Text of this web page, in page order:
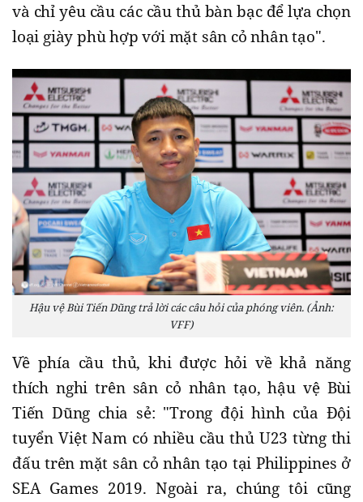
và chỉ yêu cầu các cầu thủ bàn bạc để lựa chọn
loại giày phù hợp với mặt sân cỏ nhân tạo".
Hậu vệ Bùi Tiến Dũng trả lời các câu hỏi của phóng viên. (Ảnh:
VFF)
Về phía cầu thủ, khi được hỏi về khả năng
thích nghi trên sân cỏ nhân tạo, hậu vệ Bùi
Tiến Dũng chia sẻ: "Trong đội hình của Đội
tuyển Việt Nam có nhiều cầu thủ U23 từng thi
đấu trên mặt sân cỏ nhân tạo tại Philippines ở
SEA Games 2019. Ngoài ra, chúng tôi cũng